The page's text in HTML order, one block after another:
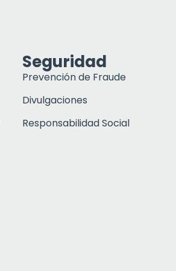
Seguridad
Prevención de Fraude
Divulgaciones
Responsabilidad Social